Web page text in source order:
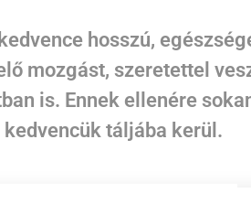
hosszú,
mozgást, szeretettel
is. Ennek ellenére
táljába kerül.